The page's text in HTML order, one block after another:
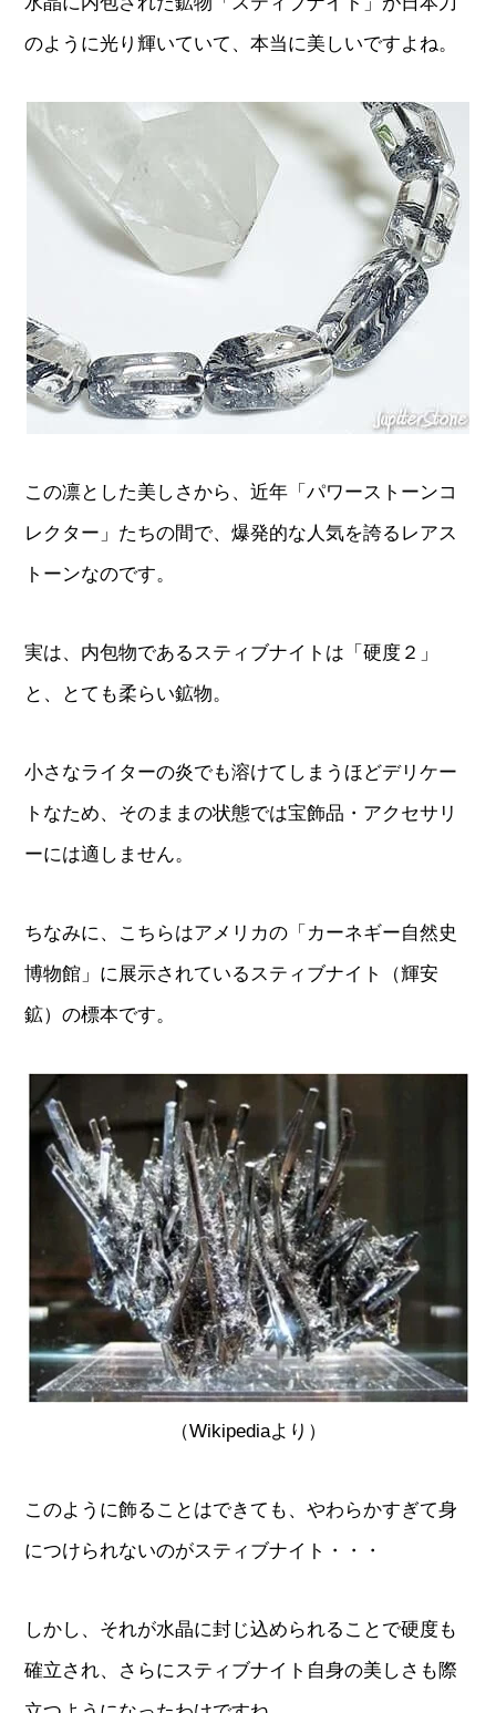
のように光り輝いていて、本当に美しいですよね。
この凛とした美しさから、近年「パワーストーンコ
レクター」たちの間で、爆発的な人気を誇るレアス
トーンなのです。
実は、内包物であるスティブナイトは「硬度２」
と、とても柔らい鉱物。
小さなライターの炎でも溶けてしまうほどデリケー
トなため、そのままの状態では宝飾品・アクセサリ
ーには適しません。
ちなみに、こちらはアメリカの「カーネギー自然史
博物館」に展示されているスティブナイト（輝安
鉱）の標本です。
（Wikipediaより）
このように飾ることはできても、やわらかすぎて身
につけられないのがスティブナイト・・・
しかし、それが水晶に封じ込められることで硬度も
確立され、さらにスティブナイト自身の美しさも際